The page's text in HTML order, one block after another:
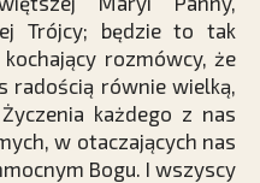
Trójcy; będzie to tak
rozmówcy, że
radością równie wielką,
każdego z nas
w otaczających nas
Bogu. I wszyscy